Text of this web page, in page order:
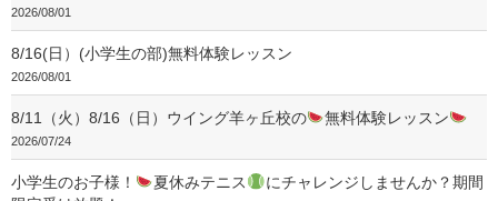
2026/08/01
8/16(日）(小学生の部)無料体験レッスン
2026/08/01
8/11（火）8/16（日）ウイング羊ヶ丘校の 無料体験レッスン
2026/07/24
小学生のお子様！ 夏休みテニス
にチャレンジしませんか？期間